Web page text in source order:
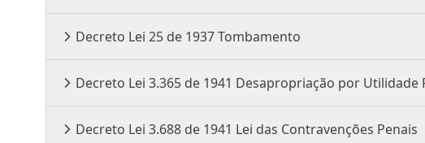
Decreto Lei 25 de 1937 Tombamento
Decreto Lei 3.365 de 1941 Desapropriação por
Decreto Lei 3.688 de 1941 Lei das Contravenções Penais